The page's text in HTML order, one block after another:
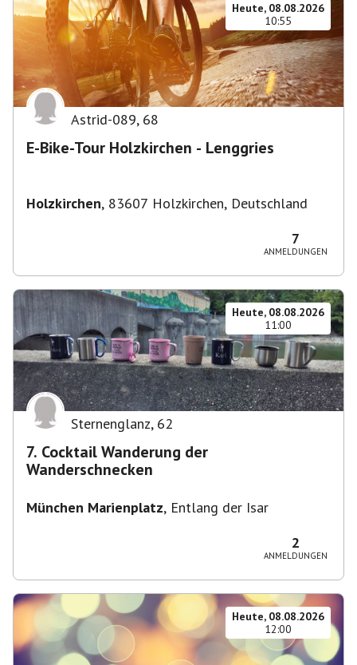
Heute, 08.08.2026
10:55
Astrid-089, 68
E-Bike-Tour Holzkirchen - Lenggries
Holzkirchen, 83607 Holzkirchen, Deutschland
7
ANMELDUNGEN
Heute, 08.08.2026
11:00
Sternenglanz, 62
7. Cocktail Wanderung der
Wanderschnecken
München Marienplatz, Entlang der Isar
2
ANMELDUNGEN
Heute, 08.08.2026
12:00